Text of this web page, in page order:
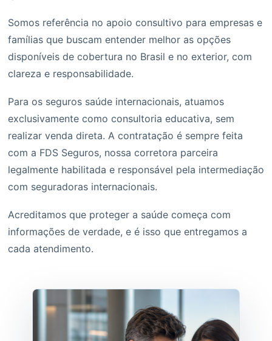
Somos referência no apoio consultivo para empresas e
famílias que buscam entender melhor as opções
disponíveis de cobertura no Brasil e no exterior, com
clareza e responsabilidade.
Para os seguros saúde internacionais, atuamos
exclusivamente como consultoria educativa, sem
realizar venda direta. A contratação é sempre feita
com a FDS Seguros, nossa corretora parceira
legalmente habilitada e responsável pela intermediação
com seguradoras internacionais.
Acreditamos que proteger a saúde começa com
informações de verdade, e é isso que entregamos a
cada atendimento.